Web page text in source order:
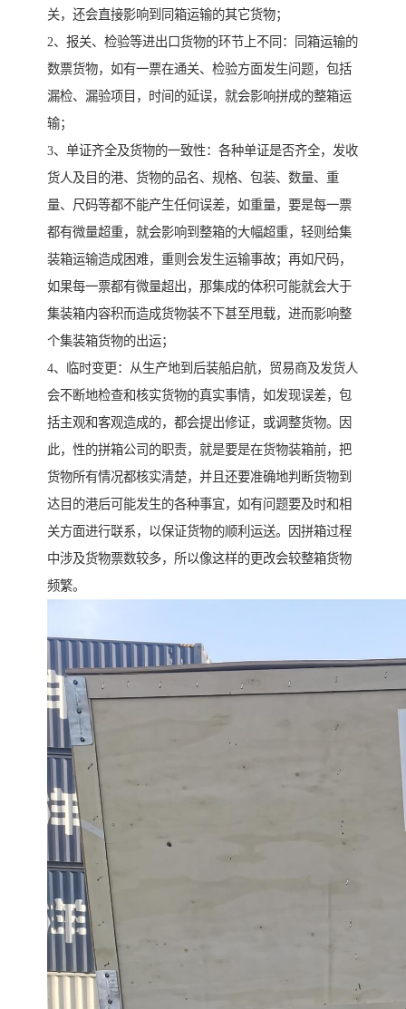
关，还会直接影响到同箱运输的其它货物；
2、报关、检验等进出口货物的环节上不同：同箱运输的
数票货物，如有一票在通关、检验方面发生问题，包括
漏检、漏验项目，时间的延误，就会影响拼成的整箱运
输；
3、单证齐全及货物的一致性：各种单证是否齐全，发收
货人及目的港、货物的品名、规格、包装、数量、重
量、尺码等都不能产生任何误差，如重量，要是每一票
都有微量超重，就会影响到整箱的大幅超重，轻则给集
装箱运输造成困难，重则会发生运输事故；再如尺码，
如果每一票都有微量超出，那集成的体积可能就会大于
集装箱内容积而造成货物装不下甚至甩载，进而影响整
个集装箱货物的出运；
4、临时变更：从生产地到后装船启航，贸易商及发货人
会不断地检查和核实货物的真实事情，如发现误差，包
括主观和客观造成的，都会提出修证，或调整货物。因
此，性的拼箱公司的职责，就是要是在货物装箱前，把
货物所有情况都核实清楚，并且还要准确地判断货物到
达目的港后可能发生的各种事宜，如有问题要及时和相
关方面进行联系，以保证货物的顺利运送。因拼箱过程
中涉及货物票数较多，所以像这样的更改会较整箱货物
频繁。